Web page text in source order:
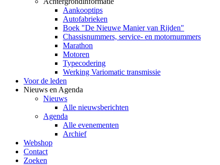
Aankooptips
Autofabrieken
Boek "De Nieuwe Manier van Rijden"
Chassisnummers, service- en motornummers
Marathon
Motoren
Typecodering
Werking Variomatic transmissie
Voor de leden
Nieuws en Agenda
Nieuws
Alle nieuwsberichten
Agenda
Alle evenementen
Archief
Webshop
Contact
Zoeken